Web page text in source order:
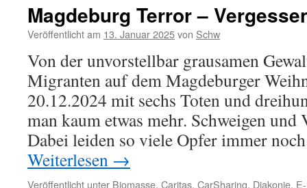
Magdeburg Terror –
Veröffentlicht am 13. Januar 2025von Schw
Von der unvorstellbar grausamen
Migranten auf dem Magdeburger
20.12.2024 mit sechs Toten und
man kaum etwas mehr. Schweigen und
Dabei leiden so viele Opfer immer
Weiterlesen →
Veröffentlicht unter Biomasse, Caritas, CarSharing, Diakonie,